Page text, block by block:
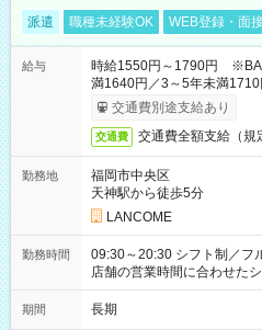
派遣 職種未経験OK WEB登録・面
給与
時給1550円～1790円 ※BA
満1640円／3～5年未満
いOK（※上限、条件あり）
交通費別途支給あり
交通費 交通費全額支給（規
勤務地
福岡市中央区
天神駅から徒歩5分
LANCOME
勤務時間
09:30～20:30 シフト制／フルタイム（実働7.5h＋休憩1.5h） ※
店舗の営業時間に合わせた
期間 長期